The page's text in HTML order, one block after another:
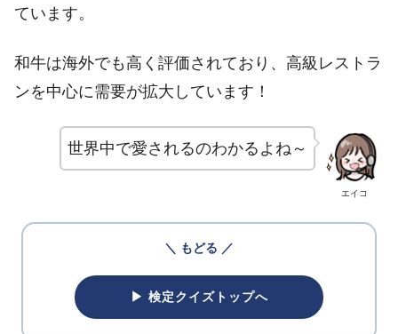
ています。
和牛は海外でも高く評価されており、高級レストラ
ンを中心に需要が拡大しています！
エイコ
世界中で愛されるのわかるよね～
＼ もどる ／
▶ 検定クイズトップへ